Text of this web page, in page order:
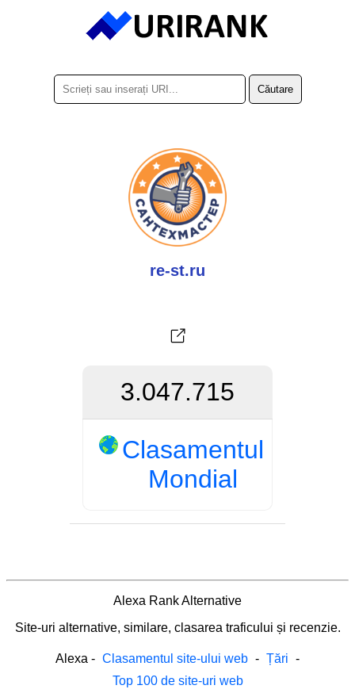
re-st.ru
3.047.715
Clasamentul
Mondial
Alexa Rank Alternative
Site-uri alternative, similare, clasarea traficului și recenzie.
Alexa - Clasamentul site-ului web - Țări -
Top 100 de site-uri web